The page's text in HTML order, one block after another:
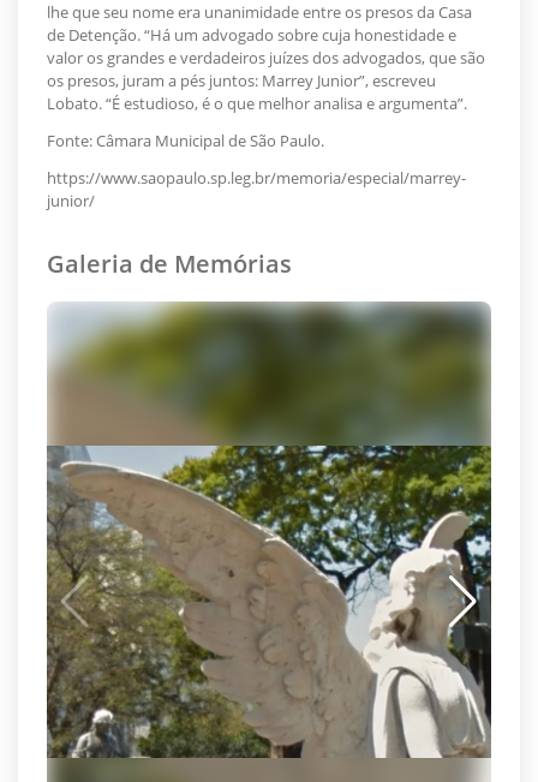
lhe que seu nome era unanimidade entre os presos da Casa
de Detenção. “Há um advogado sobre cuja honestidade e
valor os grandes e verdadeiros juízes dos advogados, que são
os presos, juram a pés juntos: Marrey Junior”, escreveu
Lobato. “É estudioso, é o que melhor analisa e argumenta”.
Fonte: Câmara Municipal de São Paulo.
https://www.saopaulo.sp.leg.br/memoria/especial/marrey-
junior/
Galeria de Memórias